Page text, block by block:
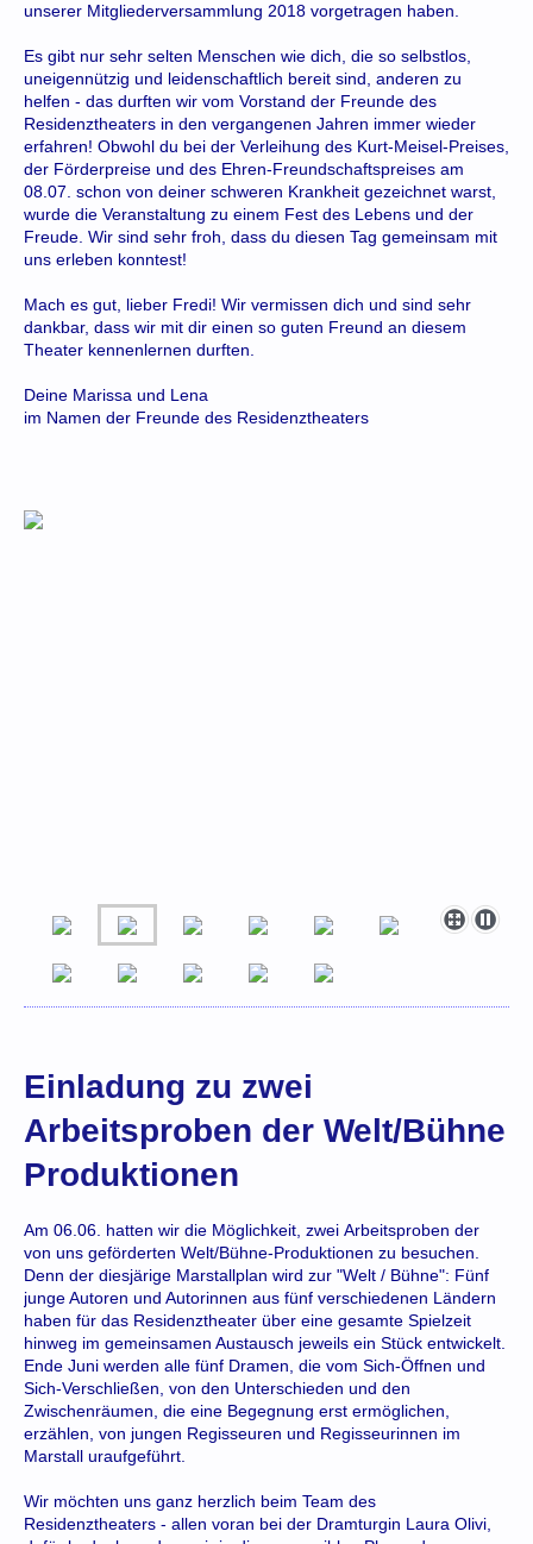
unserer Mitgliederversammlung 2018 vorgetragen haben.
Es gibt nur sehr selten Menschen wie dich, die so selbstlos,
uneigennützig und leidenschaftlich bereit sind, anderen zu
helfen - das durften wir vom Vorstand der Freunde des
Residenztheaters in den vergangenen Jahren immer wieder
erfahren! Obwohl du bei der Verleihung des Kurt-Meisel-Preises,
der Förderpreise und des Ehren-Freundschaftspreises am
08.07. schon von deiner schweren Krankheit gezeichnet warst,
wurde die Veranstaltung zu einem Fest des Lebens und der
Freude. Wir sind sehr froh, dass du diesen Tag gemeinsam mit
uns erleben konntest!
Mach es gut, lieber Fredi! Wir vermissen dich und sind sehr
dankbar, dass wir mit dir einen so guten Freund an diesem
Theater kennenlernen durften.
Deine Marissa und Lena
im Namen der Freunde des Residenztheaters
Einladung zu zwei
Arbeitsproben der Welt/Bühne
Produktionen
Am 06.06. hatten wir die Möglichkeit, zwei Arbeitsproben der
von uns geförderten Welt/Bühne-Produktionen zu besuchen.
Denn der diesjärige Marstallplan wird zur "Welt / Bühne": Fünf
junge Autoren und Autorinnen aus fünf verschiedenen Ländern
haben für das Residenztheater über eine gesamte Spielzeit
hinweg im gemeinsamen Austausch jeweils ein Stück entwickelt.
Ende Juni werden alle fünf Dramen, die vom Sich-Öffnen und
Sich-Verschließen, von den Unterschieden und den
Zwischenräumen, die eine Begegnung erst ermöglichen,
erzählen, von jungen Regisseuren und Regisseurinnen im
Marstall uraufgeführt.
Wir möchten uns ganz herzlich beim Team des
Residenztheaters - allen voran bei der Dramturgin Laura Olivi,